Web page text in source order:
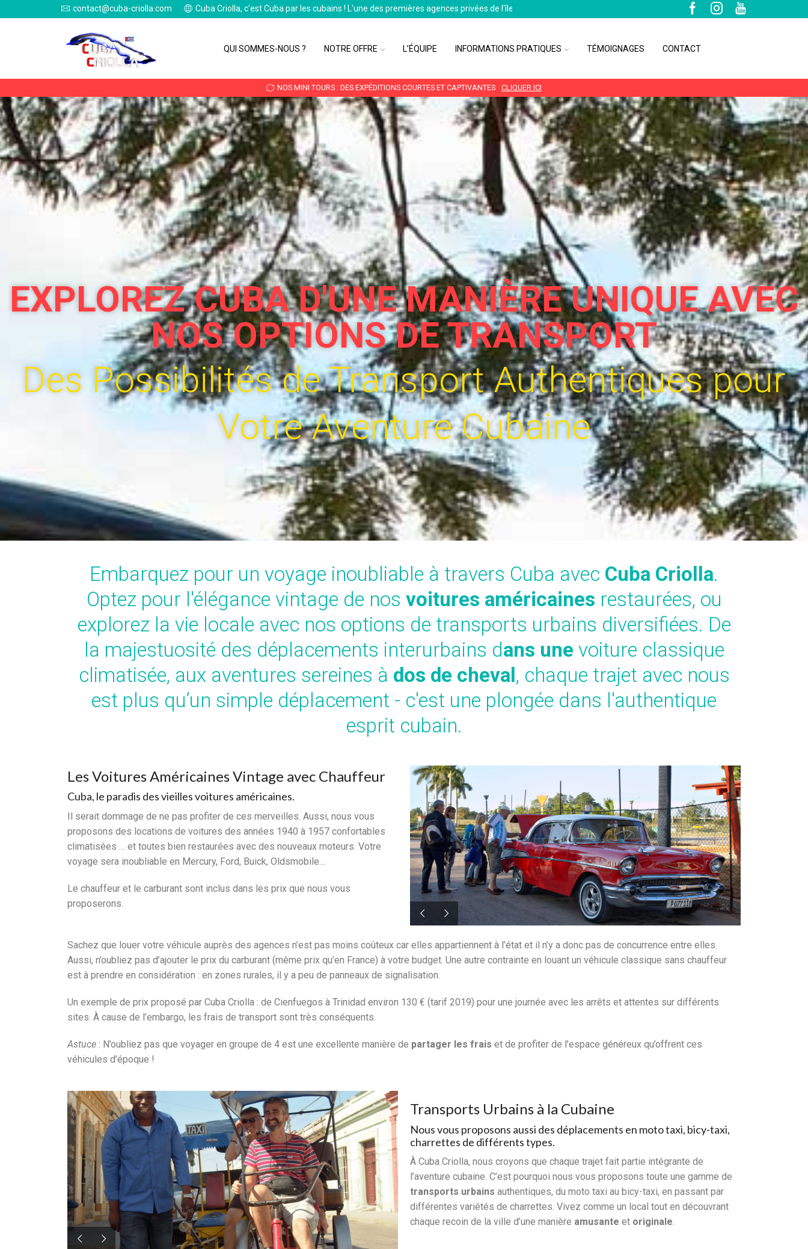
contact@cuba-criolla.com Cuba Criolla, c'est Cuba par les cubains ! L'une des premières agences privées de l'île
QUI SOMMES-NOUS ? NOTRE OFFRE L’ÉQUIPE INFORMATIONS PRATIQUES TÉMOIGNAGES CONTACT
NOS MINI TOURS : DES EXPÉDITIONS COURTES ET CAPTIVANTES CLIQUER ICI
EXPLOREZ CUBA D'UNE MANIÈRE UNIQUE AVEC
NOS OPTIONS DE TRANSPORT
Des Possibilités de Transport Authentiques pour
Votre Aventure Cubaine
Embarquez pour un voyage inoubliable à travers Cuba avec Cuba Criolla.
Optez pour l'élégance vintage de nos voitures américaines restaurées, ou
explorez la vie locale avec nos options de transports urbains diversifiées. De
la majestuosité des déplacements interurbains dans une voiture classique
climatisée, aux aventures sereines à dos de cheval, chaque trajet avec nous
est plus qu’un simple déplacement - c'est une plongée dans l'authentique
esprit cubain.
Les Voitures Américaines Vintage avec Chauffeur
Cuba, le paradis des vieilles voitures américaines.
Il serait dommage de ne pas profiter de ces merveilles. Aussi, nous vous
proposons des locations de voitures des années 1940 à 1957 confortables
climatisées … et toutes bien restaurées avec des nouveaux moteurs. Votre
voyage sera inoubliable en Mercury, Ford, Buick, Oldsmobile…
Le chauffeur et le carburant sont inclus dans les prix que nous vous
proposerons.
Sachez que louer votre véhicule auprès des agences n’est pas moins coûteux car elles appartiennent à l’état et il n’y a donc pas de concurrence entre elles.
Aussi, n’oubliez pas d’ajouter le prix du carburant (même prix qu’en France) à votre budget. Une autre contrainte en louant un véhicule classique sans chauffeur
est à prendre en considération : en zones rurales, il y a peu de panneaux de signalisation.
Un exemple de prix proposé par Cuba Criolla : de Cienfuegos à Trinidad environ 130 € (tarif 2019) pour une journée avec les arrêts et attentes sur différents
sites. À cause de l’embargo, les frais de transport sont très conséquents.
Astuce : N’oubliez pas que voyager en groupe de 4 est une excellente manière de partager les frais et de profiter de l’espace généreux qu’offrent ces
véhicules d’époque !
Transports Urbains à la Cubaine
Nous vous proposons aussi des déplacements en moto taxi, bicy-taxi,
charrettes de différents types.
À Cuba Criolla, nous croyons que chaque trajet fait partie intégrante de
l’aventure cubaine. C’est pourquoi nous vous proposons toute une gamme de
transports urbains authentiques, du moto taxi au bicy-taxi, en passant par
différentes variétés de charrettes. Vivez comme un local tout en découvrant
chaque recoin de la ville d’une manière amusante et originale.